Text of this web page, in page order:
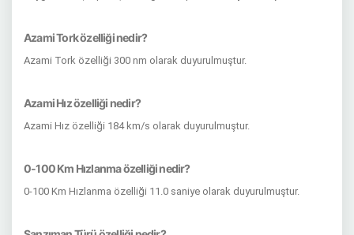
Azami Tork özelliği nedir?
Azami Tork özelliği 300 nm olarak duyurulmuştur.
Azami Hız özelliği nedir?
Azami Hız özelliği 184 km/s olarak duyurulmuştur.
0-100 Km Hızlanma özelliği nedir?
0-100 Km Hızlanma özelliği 11.0 saniye olarak duyurulmuştur.